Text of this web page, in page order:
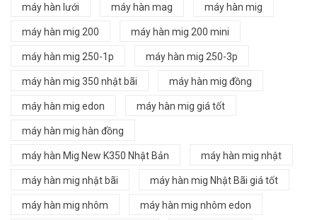
máy hàn lưới máy hàn mag máy hàn mig
máy hàn mig 200 máy hàn mig 200 mini
máy hàn mig 250-1p máy hàn mig 250-3p
máy hàn mig 350 nhật bãi máy hàn mig đồng
máy hàn mig edon máy hàn mig giá tốt
máy hàn mig hàn đồng
máy hàn Mig New K350 Nhật Bản máy hàn mig nhật
máy hàn mig nhật bãi máy hàn mig Nhật Bãi giá tốt
máy hàn mig nhôm máy hàn mig nhôm edon